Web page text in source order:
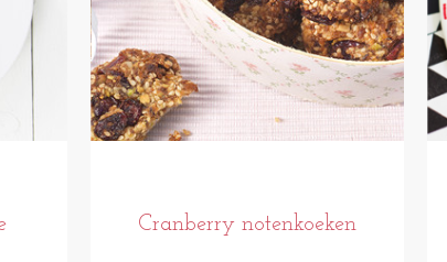
Cranberry notenkoeken